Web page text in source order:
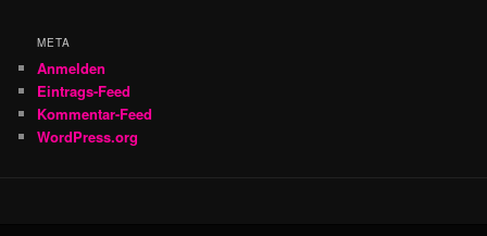
META
Anmelden
Eintrags-Feed
Kommentar-Feed
WordPress.org